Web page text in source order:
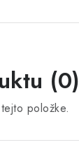
(0)
položke.